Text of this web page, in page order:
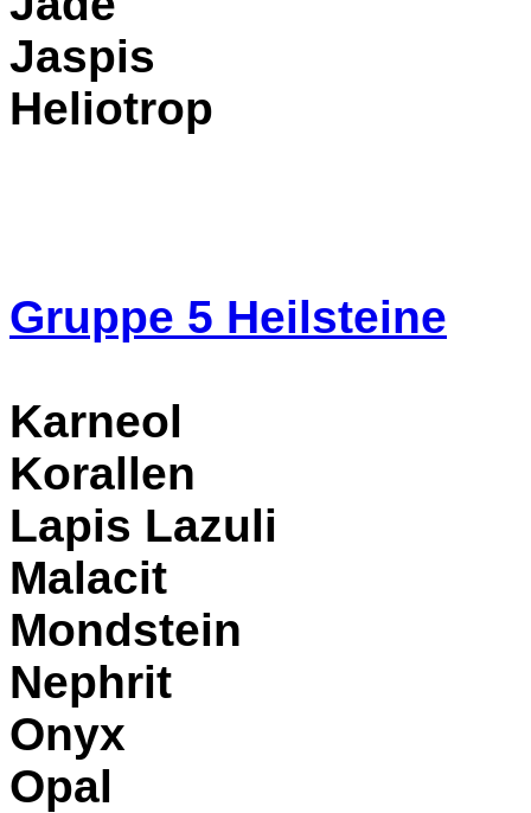
Jaspis
Heliotrop
Gruppe 5 Heilsteine
Karneol
Korallen
Lapis Lazuli
Malacit
Mondstein
Nephrit
Onyx
Opal